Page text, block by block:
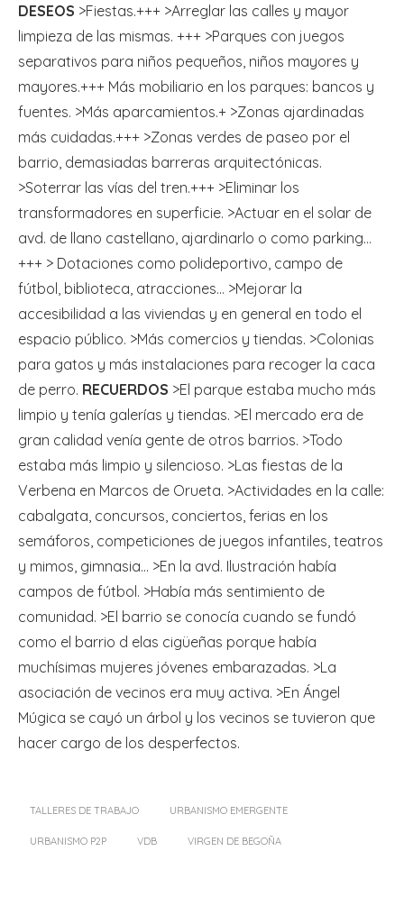
DESEOS >Fiestas.+++ >Arreglar las calles y mayor
limpieza de las mismas. +++ >Parques con juegos
separativos para niños pequeños, niños mayores y
mayores.+++ Más mobiliario en los parques: bancos y
fuentes. >Más aparcamientos.+ >Zonas ajardinadas
más cuidadas.+++ >Zonas verdes de paseo por el
barrio, demasiadas barreras arquitectónicas.
>Soterrar las vías del tren.+++ >Eliminar los
transformadores en superficie. >Actuar en el solar de
avd. de llano castellano, ajardinarlo o como parking…
+++ > Dotaciones como polideportivo, campo de
fútbol, biblioteca, atracciones… >Mejorar la
accesibilidad a las viviendas y en general en todo el
espacio público. >Más comercios y tiendas. >Colonias
para gatos y más instalaciones para recoger la caca
de perro. RECUERDOS >El parque estaba mucho más
limpio y tenía galerías y tiendas. >El mercado era de
gran calidad venía gente de otros barrios. >Todo
estaba más limpio y silencioso. >Las fiestas de la
Verbena en Marcos de Orueta. >Actividades en la calle:
cabalgata, concursos, conciertos, ferias en los
semáforos, competiciones de juegos infantiles, teatros
y mimos, gimnasia… >En la avd. Ilustración había
campos de fútbol. >Había más sentimiento de
comunidad. >El barrio se conocía cuando se fundó
como el barrio d elas cigüeñas porque había
muchísimas mujeres jóvenes embarazadas. >La
asociación de vecinos era muy activa. >En Ángel
Múgica se cayó un árbol y los vecinos se tuvieron que
hacer cargo de los desperfectos.
TALLERES DE TRABAJO URBANISMO EMERGENTE
URBANISMO P2P VDB VIRGEN DE BEGOÑA